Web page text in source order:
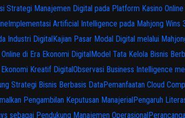
Strategi Manajemen Digital pada Platform Kasino
Implementasi Artificial Intelligence pada Mahjong Wins
Industri DigitalKajian Pasar Modal Digital melalui
di Era Ekonomi DigitalModel Tata Kelola Bisnis
Kreatif DigitalObservasi Business Intelligence
Strategi Bisnis Berbasis DataPemanfaatan Cloud
Pengambilan Keputusan ManajerialPengaruh
sebagai Pendukung Manajemen Operasional